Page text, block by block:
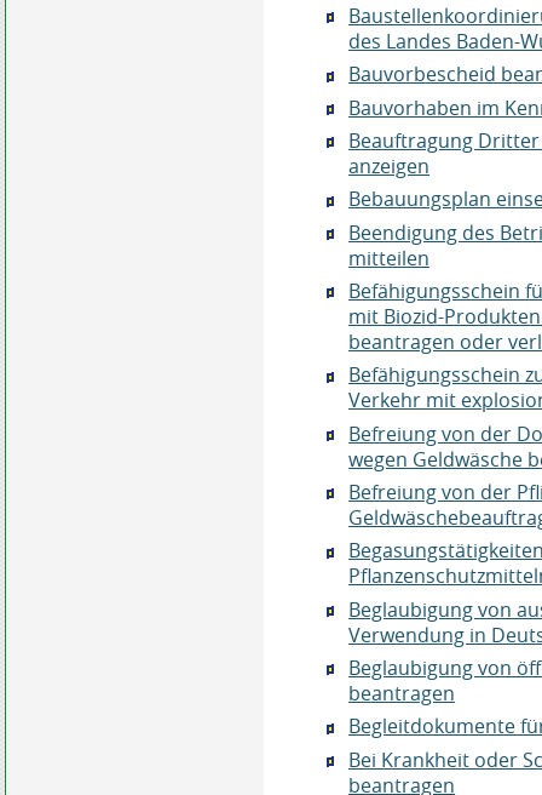
des Landes Baden-
Bauvorbescheid
Bauvorhaben im
Beauftragung
anzeigen
Bebauungsplan
Beendigung des
mitteilen
Befähigungsschein
mit Biozid-
beantragen oder
Befähigungsschein
Verkehr mit
Befreiung von der
wegen Geldwäsche
Befreiung von der
Beglaubigung von
Verwendung in
Beglaubigung von
beantragen
Begleitdokumente
Bei Krankheit oder
beantragen